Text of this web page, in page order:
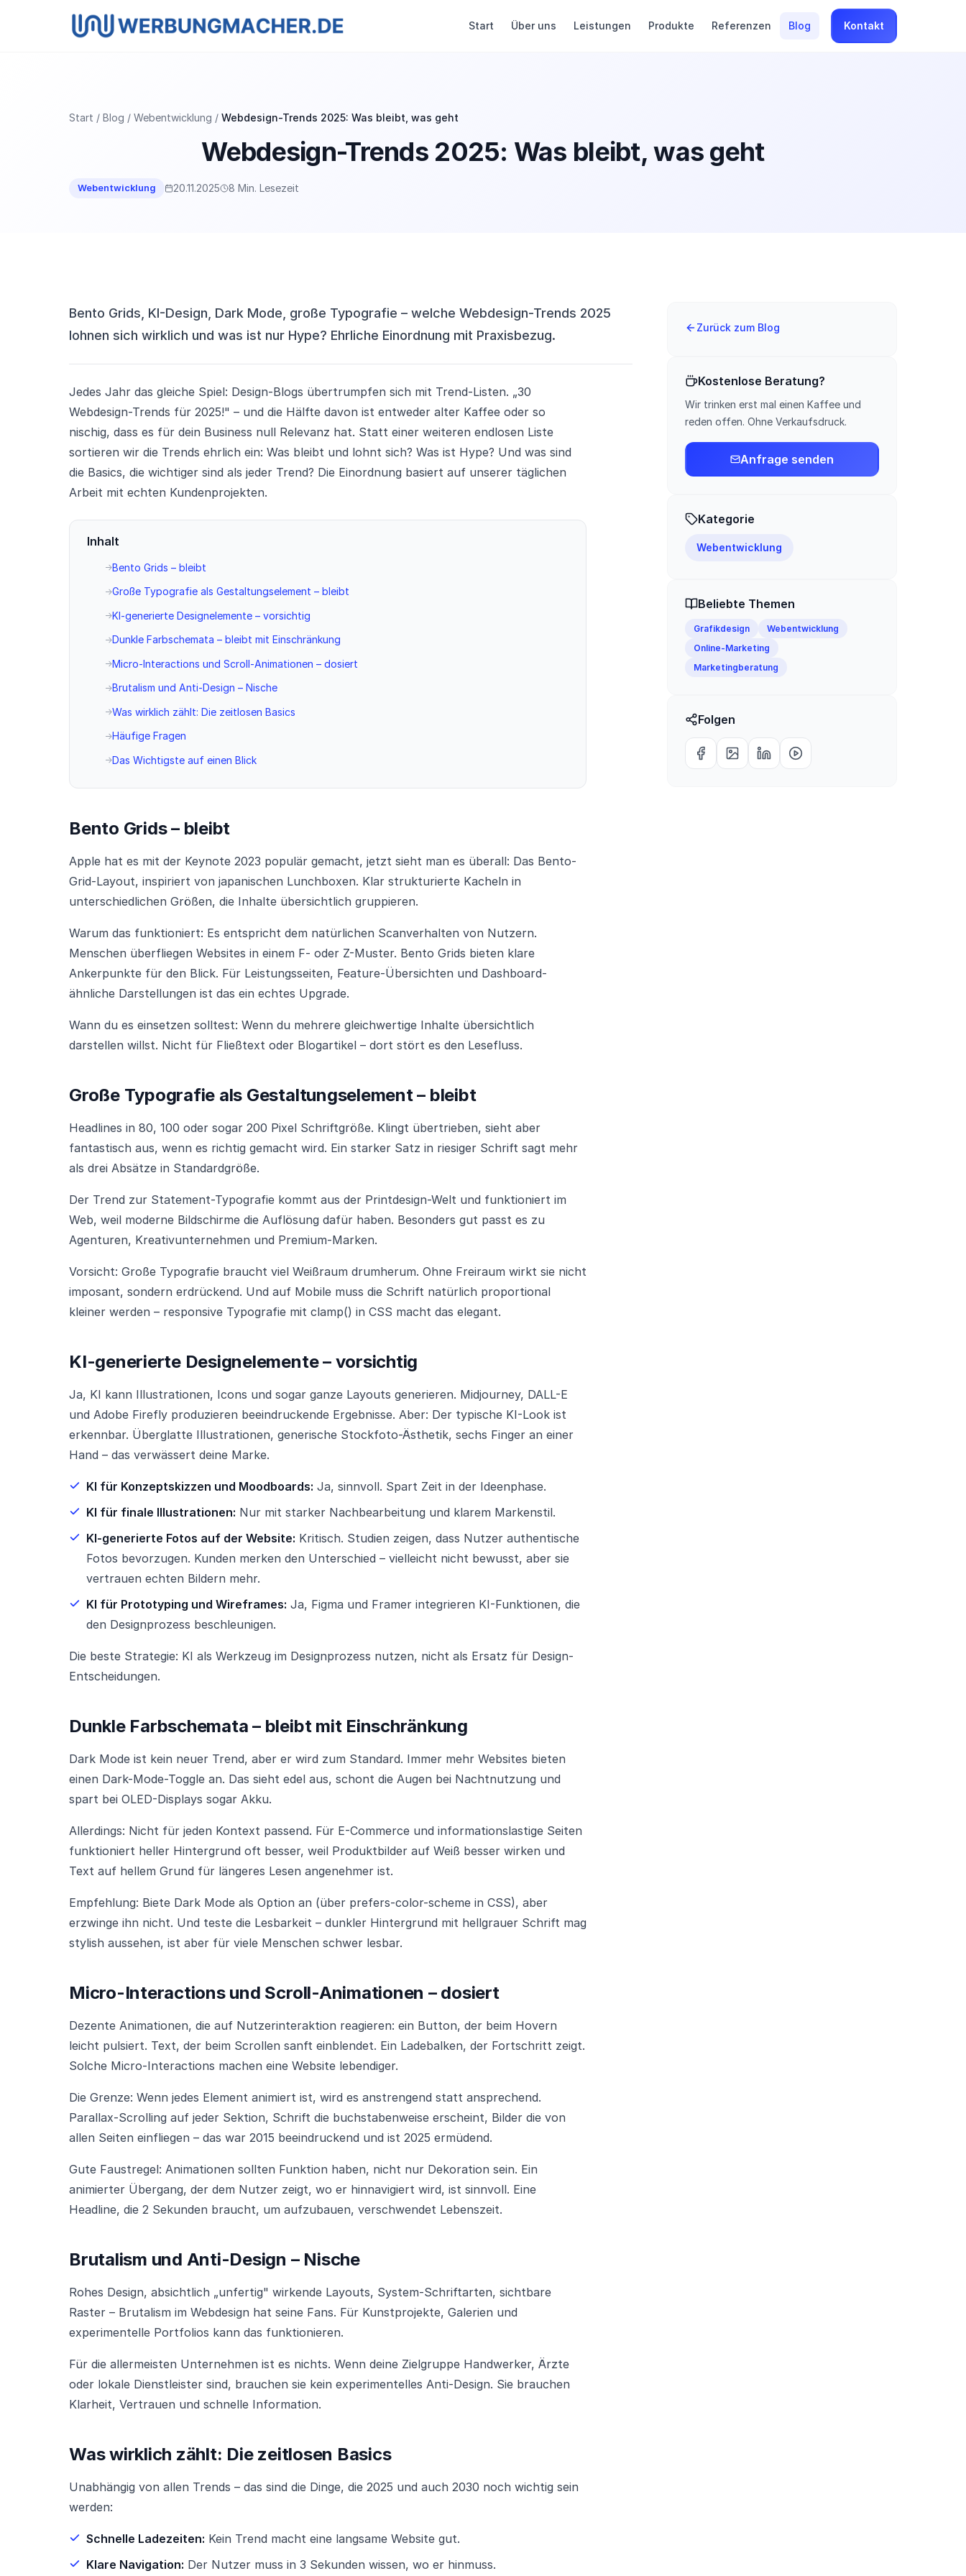
Start Über uns Leistungen Produkte Referenzen Blog Kontakt
Start Blog Webentwicklung Webdesign-Trends 2025: Was bleibt, was geht
Webdesign-Trends 2025: Was bleibt, was geht
Webentwicklung 20.11.2025 8 Min. Lesezeit
Bento Grids, KI-Design, Dark Mode, große Typografie – welche Webdesign-Trends 2025
lohnen sich wirklich und was ist nur Hype? Ehrliche Einordnung mit Praxisbezug.
Jedes Jahr das gleiche Spiel: Design-Blogs übertrumpfen sich mit Trend-Listen. „30
Webdesign-Trends für 2025!" – und die Hälfte davon ist entweder alter Kaffee oder so
nischig, dass es für dein Business null Relevanz hat. Statt einer weiteren endlosen Liste
sortieren wir die Trends ehrlich ein: Was bleibt und lohnt sich? Was ist Hype? Und was sind
die Basics, die wichtiger sind als jeder Trend? Die Einordnung basiert auf unserer täglichen
Arbeit mit echten Kundenprojekten.
Inhalt
Bento Grids – bleibt
Große Typografie als Gestaltungselement – bleibt
KI-generierte Designelemente – vorsichtig
Dunkle Farbschemata – bleibt mit Einschränkung
Micro-Interactions und Scroll-Animationen – dosiert
Brutalism und Anti-Design – Nische
Was wirklich zählt: Die zeitlosen Basics
Häufige Fragen
Das Wichtigste auf einen Blick
Bento Grids – bleibt
Apple hat es mit der Keynote 2023 populär gemacht, jetzt sieht man es überall: Das Bento-
Grid-Layout, inspiriert von japanischen Lunchboxen. Klar strukturierte Kacheln in
unterschiedlichen Größen, die Inhalte übersichtlich gruppieren.
Warum das funktioniert: Es entspricht dem natürlichen Scanverhalten von Nutzern.
Menschen überfliegen Websites in einem F- oder Z-Muster. Bento Grids bieten klare
Ankerpunkte für den Blick. Für Leistungsseiten, Feature-Übersichten und Dashboard-
ähnliche Darstellungen ist das ein echtes Upgrade.
Wann du es einsetzen solltest: Wenn du mehrere gleichwertige Inhalte übersichtlich
darstellen willst. Nicht für Fließtext oder Blogartikel – dort stört es den Lesefluss.
Große Typografie als Gestaltungselement – bleibt
Headlines in 80, 100 oder sogar 200 Pixel Schriftgröße. Klingt übertrieben, sieht aber
fantastisch aus, wenn es richtig gemacht wird. Ein starker Satz in riesiger Schrift sagt mehr
als drei Absätze in Standardgröße.
Der Trend zur Statement-Typografie kommt aus der Printdesign-Welt und funktioniert im
Web, weil moderne Bildschirme die Auflösung dafür haben. Besonders gut passt es zu
Agenturen, Kreativunternehmen und Premium-Marken.
Vorsicht: Große Typografie braucht viel Weißraum drumherum. Ohne Freiraum wirkt sie nicht
imposant, sondern erdrückend. Und auf Mobile muss die Schrift natürlich proportional
kleiner werden – responsive Typografie mit clamp() in CSS macht das elegant.
KI-generierte Designelemente – vorsichtig
Ja, KI kann Illustrationen, Icons und sogar ganze Layouts generieren. Midjourney, DALL-E
und Adobe Firefly produzieren beeindruckende Ergebnisse. Aber: Der typische KI-Look ist
erkennbar. Überglatte Illustrationen, generische Stockfoto-Ästhetik, sechs Finger an einer
Hand – das verwässert deine Marke.
KI für Konzeptskizzen und Moodboards: Ja, sinnvoll. Spart Zeit in der Ideenphase.
KI für finale Illustrationen: Nur mit starker Nachbearbeitung und klarem Markenstil.
KI-generierte Fotos auf der Website: Kritisch. Studien zeigen, dass Nutzer authentische
Fotos bevorzugen. Kunden merken den Unterschied – vielleicht nicht bewusst, aber sie
vertrauen echten Bildern mehr.
KI für Prototyping und Wireframes: Ja, Figma und Framer integrieren KI-Funktionen, die
den Designprozess beschleunigen.
Die beste Strategie: KI als Werkzeug im Designprozess nutzen, nicht als Ersatz für Design-
Entscheidungen.
Dunkle Farbschemata – bleibt mit Einschränkung
Dark Mode ist kein neuer Trend, aber er wird zum Standard. Immer mehr Websites bieten
einen Dark-Mode-Toggle an. Das sieht edel aus, schont die Augen bei Nachtnutzung und
spart bei OLED-Displays sogar Akku.
Allerdings: Nicht für jeden Kontext passend. Für E-Commerce und informationslastige Seiten
funktioniert heller Hintergrund oft besser, weil Produktbilder auf Weiß besser wirken und
Text auf hellem Grund für längeres Lesen angenehmer ist.
Empfehlung: Biete Dark Mode als Option an (über prefers-color-scheme in CSS), aber
erzwinge ihn nicht. Und teste die Lesbarkeit – dunkler Hintergrund mit hellgrauer Schrift mag
stylish aussehen, ist aber für viele Menschen schwer lesbar.
Micro-Interactions und Scroll-Animationen – dosiert
Dezente Animationen, die auf Nutzerinteraktion reagieren: ein Button, der beim Hovern
leicht pulsiert. Text, der beim Scrollen sanft einblendet. Ein Ladebalken, der Fortschritt zeigt.
Solche Micro-Interactions machen eine Website lebendiger.
Die Grenze: Wenn jedes Element animiert ist, wird es anstrengend statt ansprechend.
Parallax-Scrolling auf jeder Sektion, Schrift die buchstabenweise erscheint, Bilder die von
allen Seiten einfliegen – das war 2015 beeindruckend und ist 2025 ermüdend.
Gute Faustregel: Animationen sollten Funktion haben, nicht nur Dekoration sein. Ein
animierter Übergang, der dem Nutzer zeigt, wo er hinnavigiert wird, ist sinnvoll. Eine
Headline, die 2 Sekunden braucht, um aufzubauen, verschwendet Lebenszeit.
Brutalism und Anti-Design – Nische
Rohes Design, absichtlich „unfertig" wirkende Layouts, System-Schriftarten, sichtbare
Raster – Brutalism im Webdesign hat seine Fans. Für Kunstprojekte, Galerien und
experimentelle Portfolios kann das funktionieren.
Für die allermeisten Unternehmen ist es nichts. Wenn deine Zielgruppe Handwerker, Ärzte
oder lokale Dienstleister sind, brauchen sie kein experimentelles Anti-Design. Sie brauchen
Klarheit, Vertrauen und schnelle Information.
Was wirklich zählt: Die zeitlosen Basics
Unabhängig von allen Trends – das sind die Dinge, die 2025 und auch 2030 noch wichtig sein
werden:
Schnelle Ladezeiten: Kein Trend macht eine langsame Website gut.
Klare Navigation: Der Nutzer muss in 3 Sekunden wissen, wo er hinmuss.
Zurück zum Blog
Kostenlose Beratung?
Wir trinken erst mal einen Kaffee und
reden offen. Ohne Verkaufsdruck.
Anfrage senden
Kategorie
Webentwicklung
Beliebte Themen
Grafikdesign
Webentwicklung
Online-Marketing
Marketingberatung
Folgen